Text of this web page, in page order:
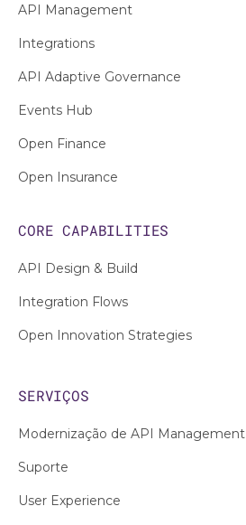
API Management
Integrations
API Adaptive Governance
Events Hub
Open Finance
Open Insurance
CORE CAPABILITIES
API Design & Build
Integration Flows
Open Innovation Strategies
SERVIÇOS
Modernização de API Management
Suporte
User Experience